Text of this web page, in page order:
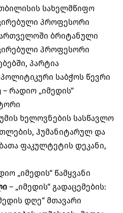
სახელმწიფო
პროფესორი
ბრიტანული
პროფესორი
პარტია
საბჭოს წევრი
– რადიო „იმედის“
ხელოვნების სასწავლო
ჰუმანიტარულ და
ფაკულტეტის დეკანი,
„იმედის“ წამყვანი
– „იმედის“ გადაცემების:
დღე“ მთავარი